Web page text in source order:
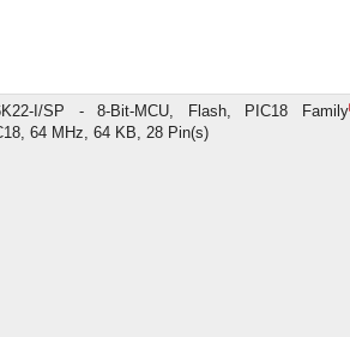
I/SP - 8-Bit-MCU, Flash, PIC18 Family
64 MHz, 64 KB, 28 Pin(s)